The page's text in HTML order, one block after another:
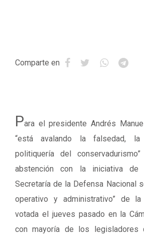
Comparte en
Para el presidente Andrés
“está avalando la falsedad,
politiquería del
abstención con la iniciativa
Secretaría de la Defensa Nacional
operativo y administrativo” de la
votada el jueves pasado en la
con mayoría de los legisladores